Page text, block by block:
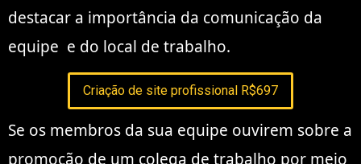
destacar a importância da comunicação da
equipe e do local de trabalho.
Criação de site profissional R$697
Se os membros da sua equipe ouvirem sobre a
promoção de um colega de trabalho por meio